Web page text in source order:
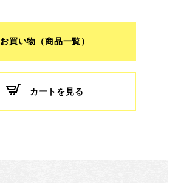
お買い物（商品一覧）
カートを見る